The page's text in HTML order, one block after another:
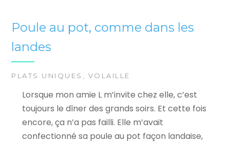
Poule au pot, comme dans les
landes
PLATS UNIQUES , VOLAILLE
Lorsque mon amie L m’invite chez elle, c’est
toujours le dîner des grands soirs. Et cette fois
encore, ça n’a pas failli. Elle m’avait
confectionné sa poule au pot façon landaise,